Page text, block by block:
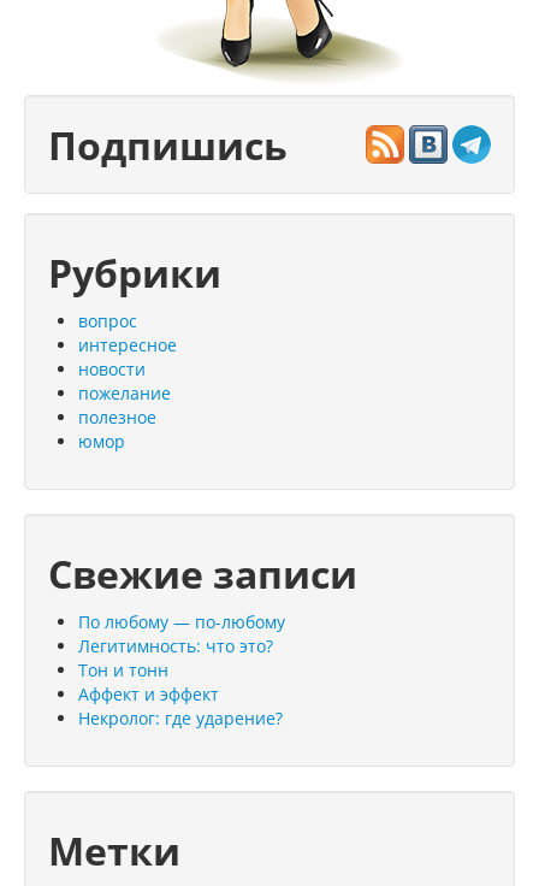
Подпишись
Рубрики
вопрос
интересное
новости
пожелание
полезное
юмор
Свежие записи
По любому — по-любому
Легитимность: что это?
Тон и тонн
Аффект и эффект
Некролог: где ударение?
Метки